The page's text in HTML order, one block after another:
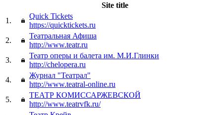
Site title
1.
Quick Tickets
https://quicktickets.ru
2.
Театральная Афиша
http://www.teatr.ru
3.
Театр оперы и балета им. М.И.Глинки
http://chelopera.ru
4.
Журнал "Театрал"
http://www.teatral-online.ru
5.
ТЕАТР КОМИССАРЖЕВСКОЙ
http://www.teatrvfk.ru/